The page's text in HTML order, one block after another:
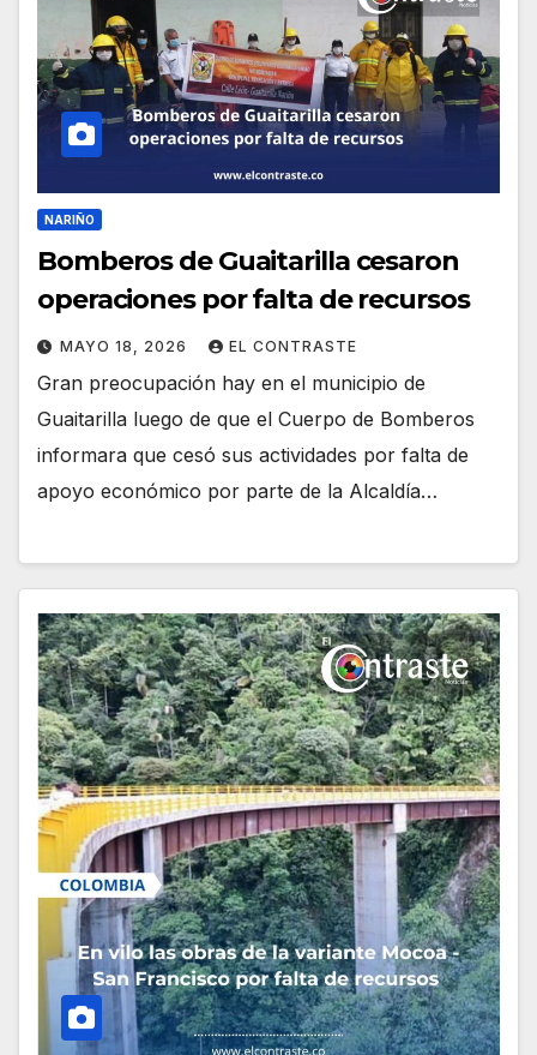
NARIÑO
Bomberos de Guaitarilla cesaron
operaciones por falta de recursos
MAYO 18, 2026 EL CONTRASTE
Gran preocupación hay en el municipio de
Guaitarilla luego de que el Cuerpo de Bomberos
informara que cesó sus actividades por falta de
apoyo económico por parte de la Alcaldía…